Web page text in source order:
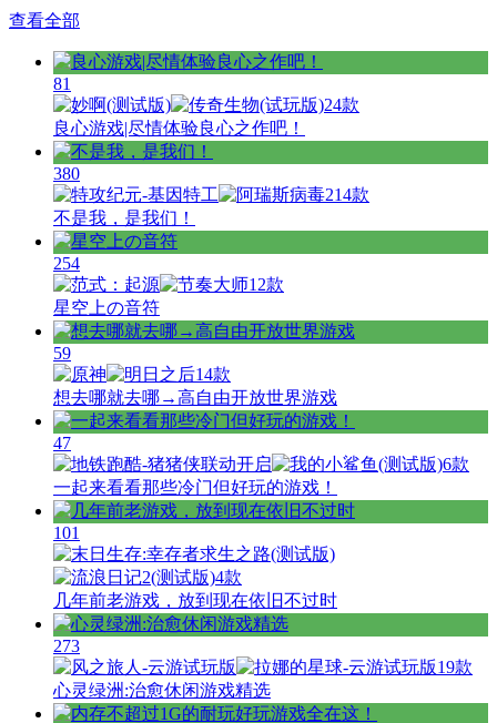
查看全部
81
24款
良心游戏|尽情体验良心之作吧！
380
14款
不是我，是我们！
254
12款
星空上の音符
59
14款
想去哪就去哪→高自由开放世界游戏
47
6款
一起来看看那些冷门但好玩的游戏！
101
4款
几年前老游戏，放到现在依旧不过时
273
19款
心灵绿洲:治愈休闲游戏精选